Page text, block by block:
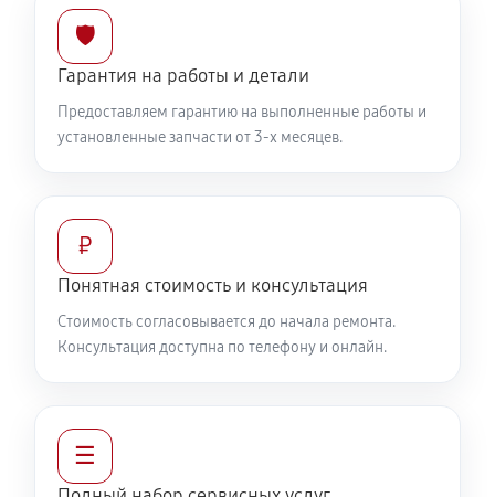
🛡️
Гарантия на работы и детали
Предоставляем гарантию на выполненные работы и
установленные запчасти от 3-х месяцев.
₽
Понятная стоимость и консультация
Стоимость согласовывается до начала ремонта.
Консультация доступна по телефону и онлайн.
☰